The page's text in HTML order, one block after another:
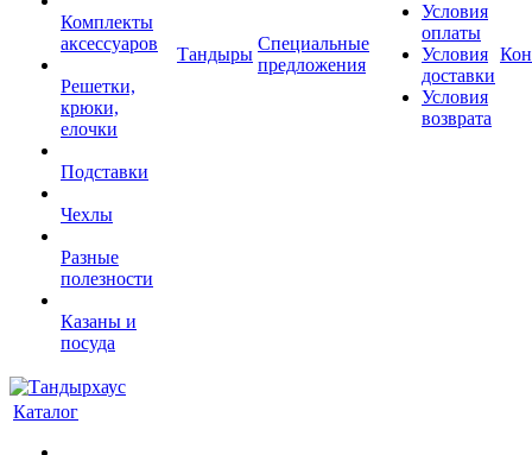
Комплекты
аксессуаров
Решетки,
крюки,
елочки
Подставки
Чехлы
Разные
полезности
Казаны и
посуда
Тандыры
Специальные
предложения
Условия
оплаты
Условия
доставки
Условия
возврата
Каталог